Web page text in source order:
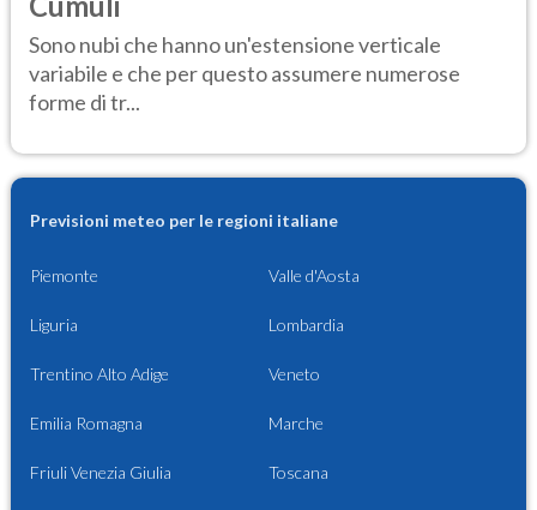
Sono nubi che hanno un'estensione verticale
variabile e che per questo assumere numerose
forme di tr...
Previsioni meteo per le regioni italiane
Piemonte Valle d'Aosta
Liguria Lombardia
Trentino Alto Adige Veneto
Emilia Romagna Marche
Friuli Venezia Giulia Toscana